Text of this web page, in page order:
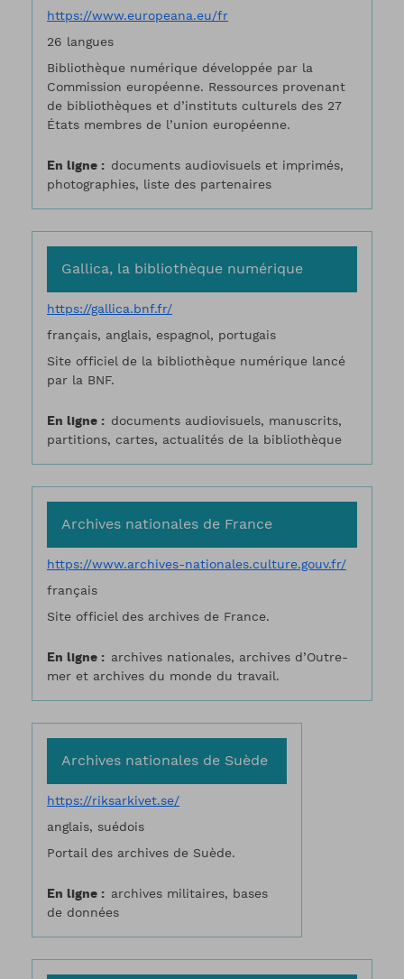
https://www.europeana.eu/fr
26 langues
Bibliothèque numérique développée par la
Commission européenne. Ressources provenant
de bibliothèques et d’instituts culturels des 27
États membres de l’union européenne.
En ligne
documents audiovisuels et imprimés,
photographies, liste des partenaires
Gallica, la bibliothèque numérique
https://gallica.bnf.fr/
français, anglais, espagnol, portugais
Site officiel de la bibliothèque numérique lancé
par la BNF.
En ligne
documents audiovisuels, manuscrits,
partitions, cartes, actualités de la bibliothèque
Archives nationales de France
https://www.archives-nationales.culture.gouv.fr/
français
Site officiel des archives de France.
En ligne
archives nationales, archives d’Outre-
mer et archives du monde du travail.
Archives nationales de Suède
https://riksarkivet.se/
anglais, suédois
Portail des archives de Suède.
En ligne
archives militaires, bases
de données